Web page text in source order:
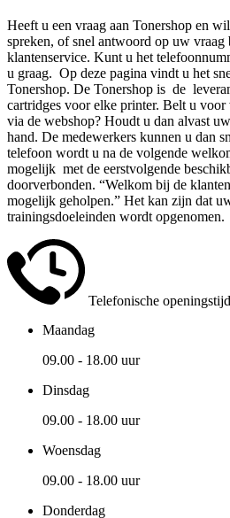
Heeft u een vraag aan Tonershop en
spreken, of snel antwoord op uw vraag
klantenservice. Kunt u het
u graag. Op deze pagina vindt u het
Tonershop. De Tonershop is de
cartridges voor elke printer. Belt u voor
via de webshop? Houdt u dan alvast
hand. De medewerkers kunnen u dan
telefoon wordt u na de volgende
mogelijk met de eerstvolgende
doorverbonden. “Welkom bij de
mogelijk geholpen.” Het kan zijn dat
trainingsdoeleinden wordt opgenomen.
Telefonische
Maandag
09.00 - 18.00 uur
Dinsdag
09.00 - 18.00 uur
Woensdag
09.00 - 18.00 uur
Donderdag